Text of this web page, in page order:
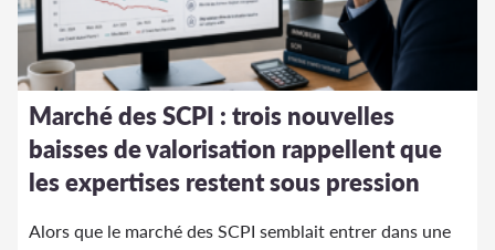
Marché des SCPI : trois nouvelles
baisses de valorisation rappellent que
les expertises restent sous pression
Alors que le marché des SCPI semblait entrer dans une